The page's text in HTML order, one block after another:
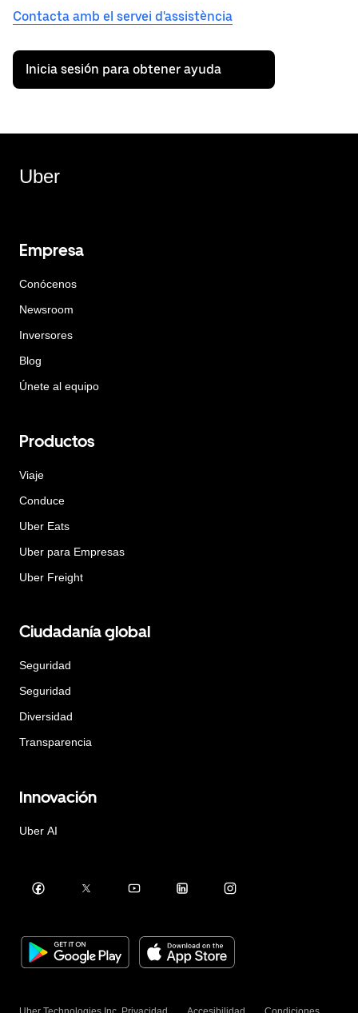
Contacta amb el servei d'assistència
Inicia sesión para obtener ayuda
Uber
Empresa
Conócenos
Newsroom
Inversores
Blog
Únete al equipo
Productos
Viaje
Conduce
Uber Eats
Uber para Empresas
Uber Freight
Ciudadanía global
Seguridad
Seguridad
Diversidad
Transparencia
Innovación
Uber AI